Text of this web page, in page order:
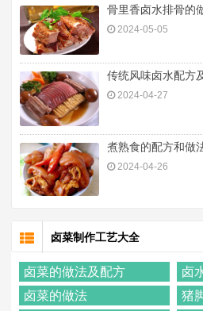
骨里香卤水排骨的
2024-05-05
传统风味卤水配方
2024-04-27
煮熟食的配方和做
2024-04-26
卤菜制作工艺大全
卤菜的做法及配方
卤
卤菜的做法
猪